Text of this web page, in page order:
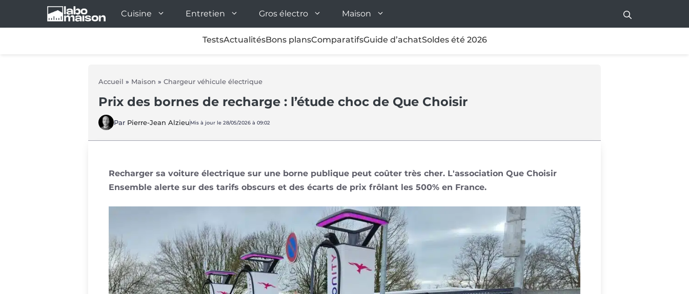
Cuisine Entretien Gros électro Maison
TestsActualitésBons plansComparatifsGuide d’achatSoldes été 2026
Accueil » Maison » Chargeur véhicule électrique
Prix des bornes de recharge : l’étude choc de Que Choisir
Par Pierre-Jean Alzieu Mis à jour le 28/05/2026 à 09:02
Recharger sa voiture électrique sur une borne publique peut coûter très cher. L'association Que Choisir
Ensemble alerte sur des tarifs obscurs et des écarts de prix frôlant les 500% en France.